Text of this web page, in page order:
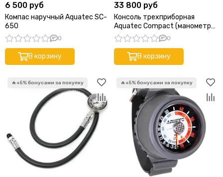
6 500 руб
Компас наручный Aquatec SC-
650
0
В корзину
33 800 руб
Консоль трехприборная
Aquatec Compact (манометр
350 бар + глубиномер +
компас)
0
В корзину